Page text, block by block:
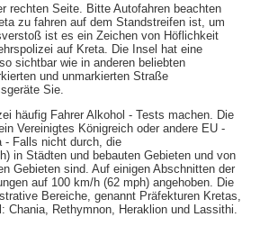
rechten Seite. Bitte Autofahren beachten
zu fahren auf dem Standstreifen ist, um
ist es ein Zeichen von Höflichkeit
auf Kreta. Die Insel hat eine
sichtbar wie in anderen beliebten
und unmarkierten Straße
Sie.
häufig Fahrer Alkohol - Tests machen. Die
Vereinigtes Königreich oder andere EU -
- Falls nicht durch, die
in Städten und bebauten Gebieten und von
Gebieten sind. Auf einigen Abschnitten der
auf 100 km/h (62 mph) angehoben. Die
Bereiche, genannt Präfekturen Kretas,
Rethymnon, Heraklion und Lassithi.